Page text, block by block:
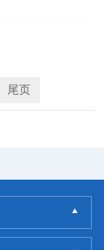
尾页